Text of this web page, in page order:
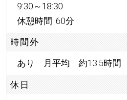
9:30～18:30
休憩時間: 60分
時間外
あり 月平均 約13.5時間
休日